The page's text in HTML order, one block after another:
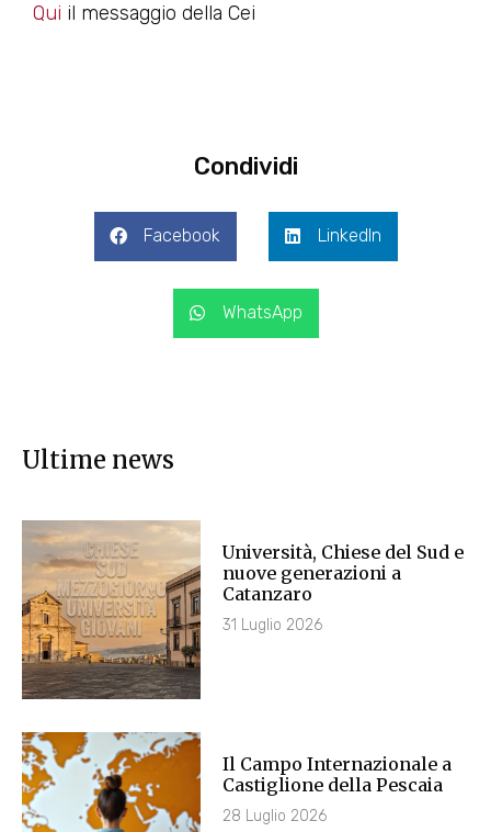
Qui il messaggio della Cei
Condividi
Facebook LinkedIn
WhatsApp
Ultime news
Università, Chiese del Sud e
nuove generazioni a
Catanzaro
31 Luglio 2026
Il Campo Internazionale a
Castiglione della Pescaia
28 Luglio 2026